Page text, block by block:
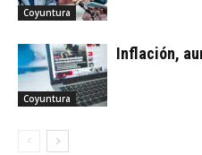
Coyuntura
Coyuntura
Inflación,